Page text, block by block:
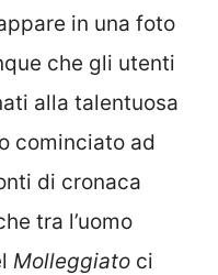
in una foto
che gli utenti
alla talentuosa
cominciato ad
di cronaca
tra l’uomo
Molleggiato ci